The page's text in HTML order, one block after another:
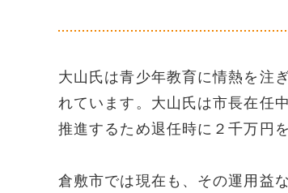
大山氏は青少年教育に情熱を注
れています。大山氏は市長在任
推進するため退任時に２千万円
倉敷市では現在も、その運用益